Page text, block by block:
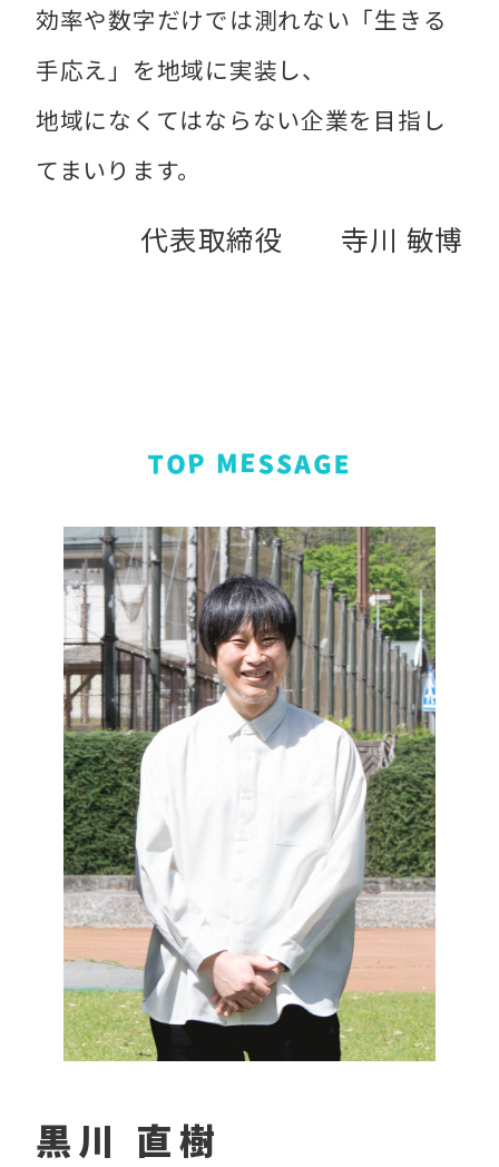
効率や数字だけでは測れない「生きる
手応え」を地域に実装し、
地域になくてはならない企業を目指し
てまいります。
代表取締役 寺川 敏博
黒川 直樹